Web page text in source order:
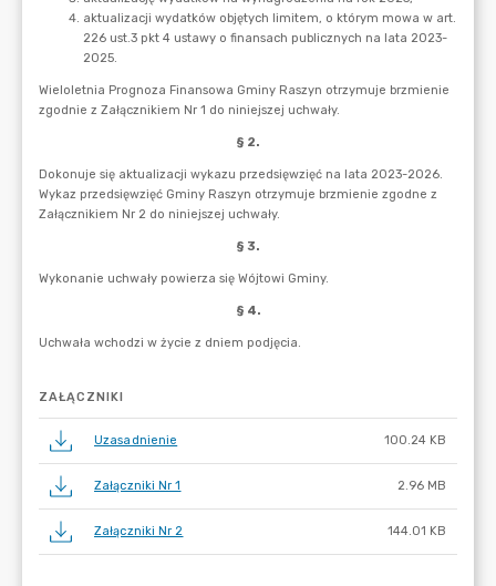
ZAŁĄCZNIKI
Uzasadnienie 100.24 KB
Załączniki Nr 1 2.96 MB
Załączniki Nr 2 144.01 KB